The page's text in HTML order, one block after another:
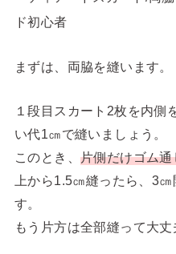
まずは、両脇を縫います。
１段目スカート2枚を内側
い代1㎝で縫いましょう。
このとき、 片側だけゴム
上から1.5㎝縫ったら、3
す。
もう片方は全部縫って大丈